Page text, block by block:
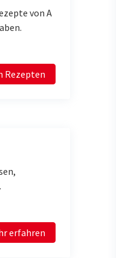
von A
Rezepten
erfahren